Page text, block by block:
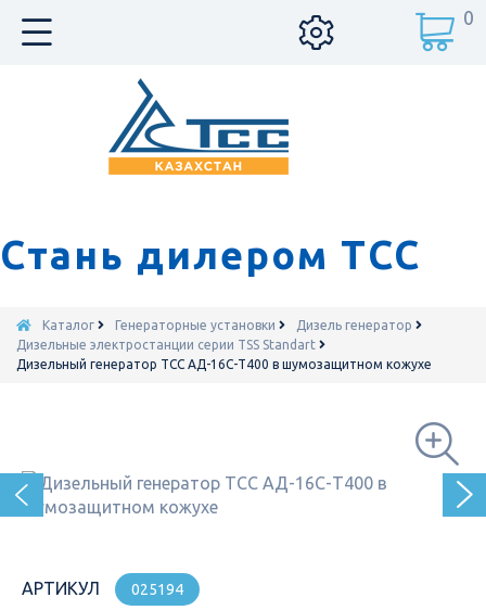
Стань дилером ТСС
0
Каталог Генераторные установки
Дизель генератор
Дизельные электростанции серии TSS Standart
Дизельный генератор ТСС АД-16С-Т400 в шумозащитном кожухе
АРТИКУЛ 025194